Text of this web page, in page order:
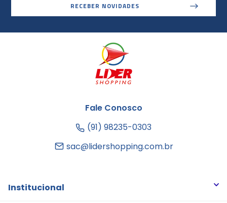
RECEBER NOVIDADES
Fale Conosco
(91) 98235-0303
sac@lidershopping.com.br
Institucional